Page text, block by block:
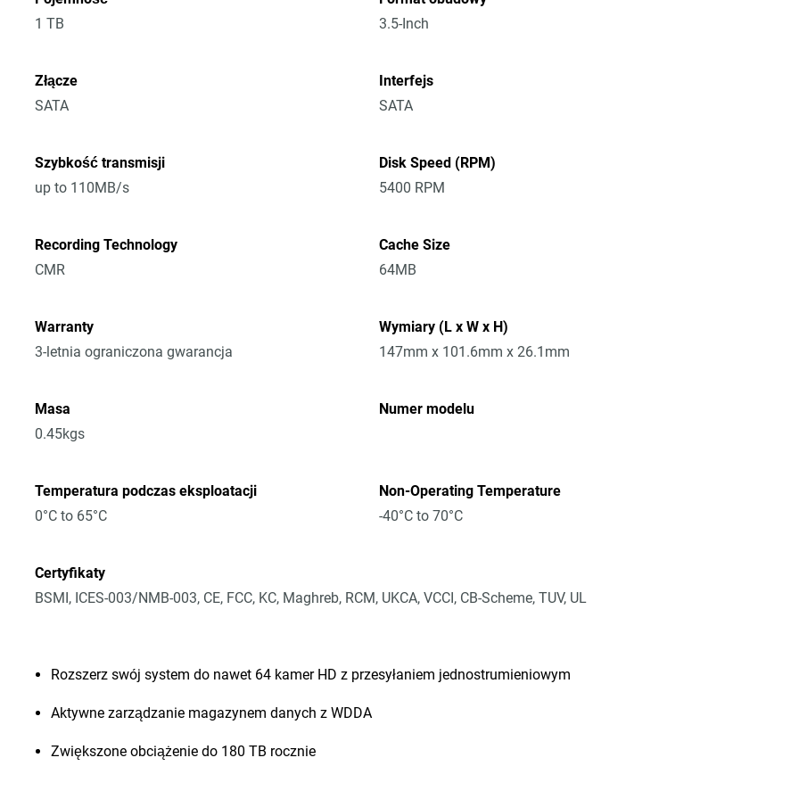
1 TB
3.5-Inch
Złącze
SATA
Interfejs
SATA
Szybkość transmisji
up to 110MB/s
Disk Speed (RPM)
5400 RPM
Recording Technology
CMR
Cache Size
64MB
Warranty
3-letnia ograniczona gwarancja
Wymiary (L x W x H)
147mm x 101.6mm x 26.1mm
Masa
0.45kgs
Numer modelu
Temperatura podczas eksploatacji
0°C to 65°C
Non-Operating Temperature
-40°C to 70°C
Certyfikaty
BSMI, ICES-003/NMB-003, CE, FCC, KC, Maghreb, RCM, UKCA, VCCI, CB-Scheme, TUV, UL
Rozszerz swój system do nawet 64 kamer HD z przesyłaniem jednostrumieniowym
Aktywne zarządzanie magazynem danych z WDDA
Zwiększone obciążenie do 180 TB rocznie